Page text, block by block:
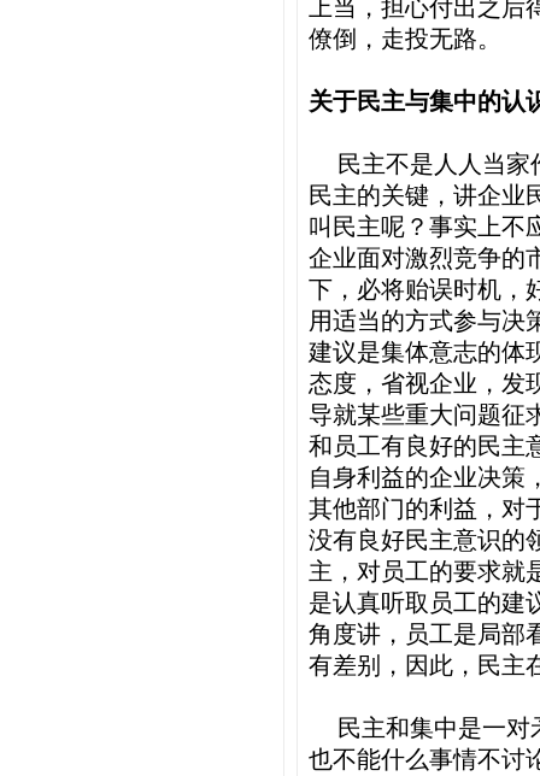
上当，担心付出之
僚倒，走投无路。
关于民主与集中的认
民主不是人人当
民主的关键，讲企业
叫民主呢？事实上不
企业面对激烈竞争的
下，必将贻误时机，
用适当的方式参与决
建议是集体意志的体
态度，省视企业，发
导就某些重大问题征
和员工有良好的民主
自身利益的企业决策
其他部门的利益，对
没有良好民主意识的
主，对员工的要求就
是认真听取员工的建
角度讲，员工是局部
有差别，因此，民主
民主和集中是一
也不能什么事情不讨